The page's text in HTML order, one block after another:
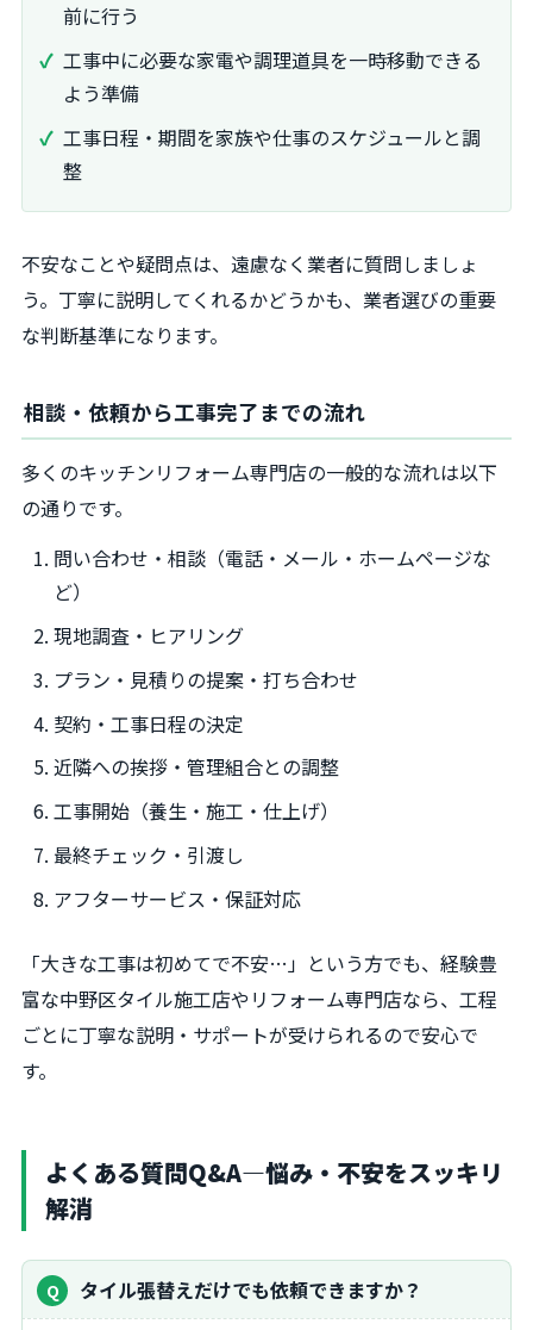
前に行う
工事中に必要な家電や調理道具を一時移動できる
よう準備
工事日程・期間を家族や仕事のスケジュールと調
整
不安なことや疑問点は、遠慮なく業者に質問しましょ
う。丁寧に説明してくれるかどうかも、業者選びの重要
な判断基準になります。
相談・依頼から工事完了までの流れ
多くのキッチンリフォーム専門店の一般的な流れは以下
の通りです。
問い合わせ・相談（電話・メール・ホームページな
ど）
現地調査・ヒアリング
プラン・見積りの提案・打ち合わせ
契約・工事日程の決定
近隣への挨拶・管理組合との調整
工事開始（養生・施工・仕上げ）
最終チェック・引渡し
アフターサービス・保証対応
「大きな工事は初めてで不安…」という方でも、経験豊
富な中野区タイル施工店やリフォーム専門店なら、工程
ごとに丁寧な説明・サポートが受けられるので安心で
す。
よくある質問Q&A―悩み・不安をスッキリ
解消
タイル張替えだけでも依頼できますか？